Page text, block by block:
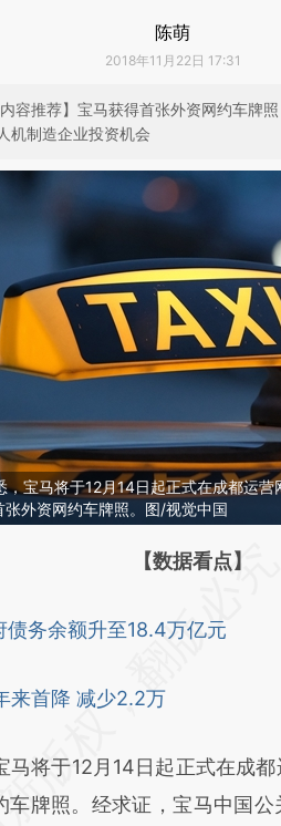
陈萌
2018年11月22日 17:31
内容推荐】宝马获得首张外资网约车牌
机制造企业投资机会
，宝马将于12月14日起正式在成都运
张外资网约车牌照。图/视觉中国
【数据看点】
债务余额升至18.4万亿元
来首降 减少2.2万
将于12月14日起正式在成都
车牌照。经求证，宝马中国公